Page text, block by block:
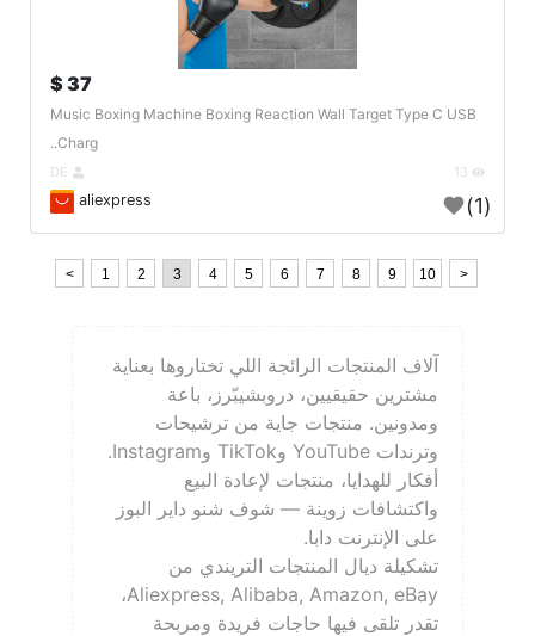
37 $
Music Boxing Machine Boxing Reaction Wall Target Type C USB
Charg..
aliexpress (1)
< 1 2 3 4 5 6 7 8 9 10 >
آلاف المنتجات الرائجة اللي تختاروها بعناية
مشترين حقيقيين، دروبشيبّرز، باعة
ومدونين. منتجات جاية من ترشيحات
وترندات YouTube وTikTok وInstagram.
أفكار للهدايا، منتجات لإعادة البيع
واكتشافات زوينة — شوف شنو داير البوز
على الإنترنت دابا.
تشكيلة ديال المنتجات التريندي من
Aliexpress, Alibaba, Amazon, eBay،
تقدر تلقى فيها حاجات فريدة ومربحة